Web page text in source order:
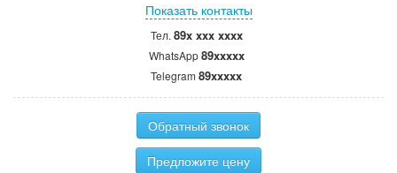
Показать контакты
Тел. 89x xxx xxxx
WhatsApp89xxxxx
Telegram 89xxxxx
Обратный звонок
Предложите цену